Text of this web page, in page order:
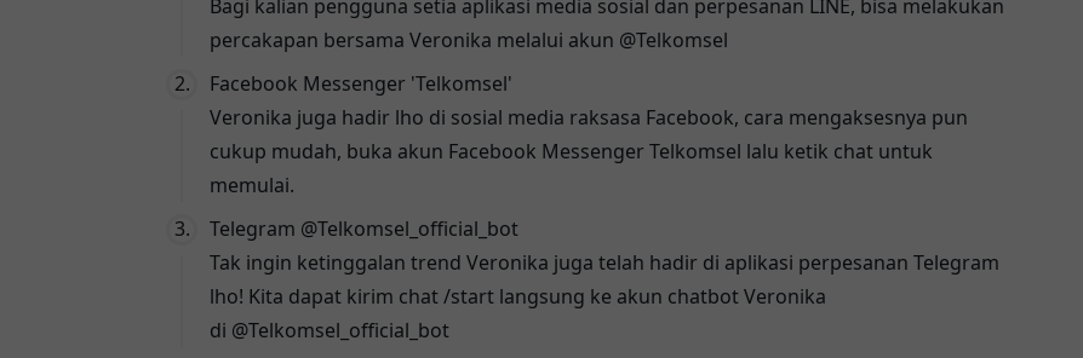
Bagi kalian pengguna setia aplikasi media sosial dan perpesanan LINE, bisa melakukan
percakapan bersama Veronika melalui akun @Telkomsel
Facebook Messenger 'Telkomsel'
Veronika juga hadir lho di sosial media raksasa Facebook, cara mengaksesnya pun
cukup mudah, buka akun Facebook Messenger Telkomsel lalu ketik chat untuk
memulai.
Telegram @Telkomsel_official_bot
Tak ingin ketinggalan trend Veronika juga telah hadir di aplikasi perpesanan Telegram
lho! Kita dapat kirim chat /start langsung ke akun chatbot Veronika
di @Telkomsel_official_bot